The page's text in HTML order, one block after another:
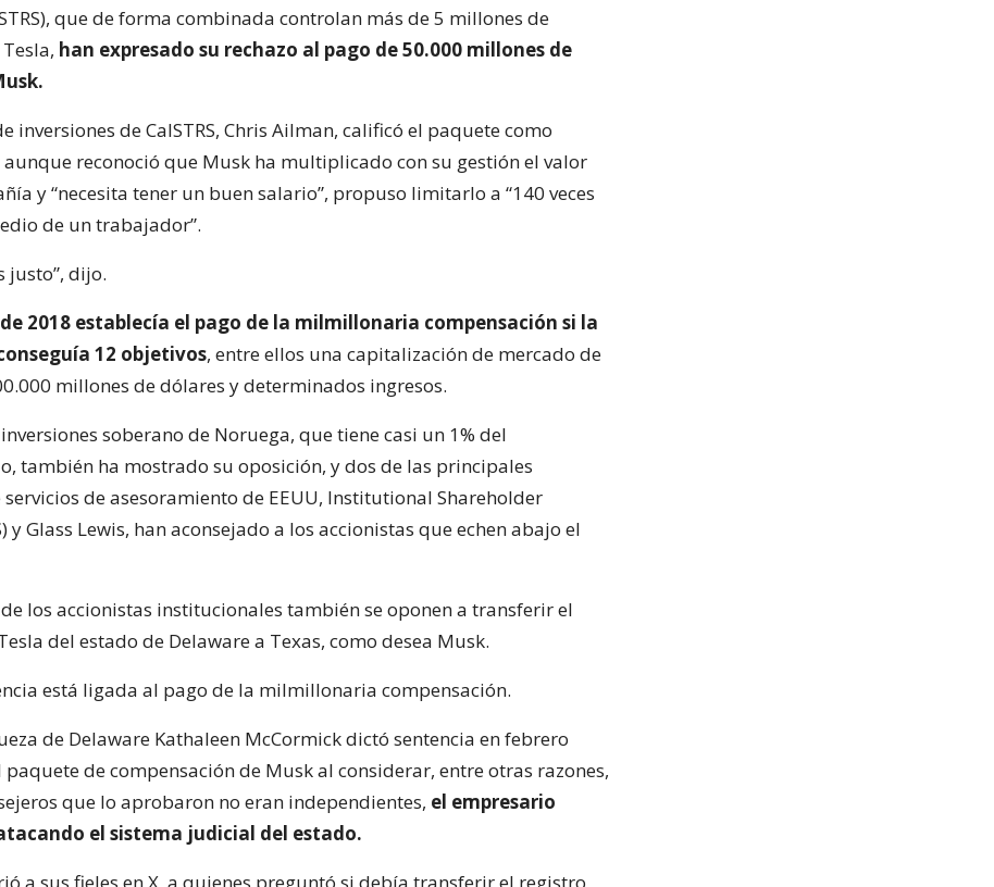
que de forma combinada controlan más de 5 millones de
han expresado su rechazo al pago de 50.000 millones de
inversiones de CalSTRS, Chris Ailman, calificó el paquete como
aunque reconoció que Musk ha multiplicado con su gestión el valor
y “necesita tener un buen salario”, propuso limitarlo a “140 veces
de un trabajador”.
justo”, dijo.
2018 establecía el pago de la milmillonaria compensación si la
12 objetivos, entre ellos una capitalización de mercado de
millones de dólares y determinados ingresos.
soberano de Noruega, que tiene casi un 1% del
también ha mostrado su oposición, y dos de las principales
servicios de asesoramiento de EEUU, Institutional Shareholder
y Glass Lewis, han aconsejado a los accionistas que echen abajo el
los accionistas institucionales también se oponen a transferir el
del estado de Delaware a Texas, como desea Musk.
está ligada al pago de la milmillonaria compensación.
de Delaware Kathaleen McCormick dictó sentencia en febrero
de compensación de Musk al considerar, entre otras razones,
que lo aprobaron no eran independientes, el empresario
el sistema judicial del estado.
a sus fieles en X, a quienes preguntó si debía transferir el registro